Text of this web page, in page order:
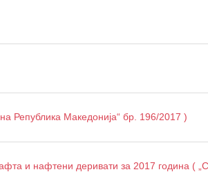
Република Македонија“ бр. 196/2017 )
и нафтени деривати за 2017 година (